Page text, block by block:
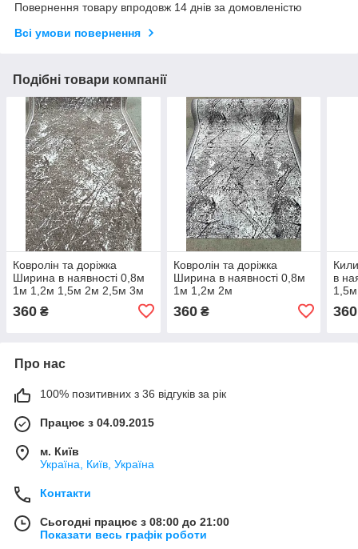
Повернення товару впродовж 14 днів за домовленістю
Всі умови повернення
Подібні товари компанії
Ковролін та доріжка
Ширина в наявності 0,8м
1м 1,2м 1,5м 2м 2,5м 3м
360 ₴
Ковролін та доріжка
Ширина в наявності 0,8м
1м 1,2м 2м
360₴
в
360
Про нас
100% позитивних з 36 відгуків за рік
Працює з 04.09.2015
м. Київ
Україна, Київ, Україна
Контакти
Сьогодні працює з 08:00 до 21:00
Показати весь графік роботи